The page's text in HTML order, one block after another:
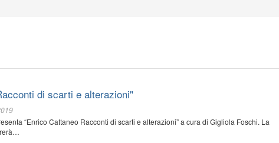
di scarti e alterazioni"
“Enrico Cattaneo Racconti di scarti e alterazioni” a cura di Gigliola Foschi. La